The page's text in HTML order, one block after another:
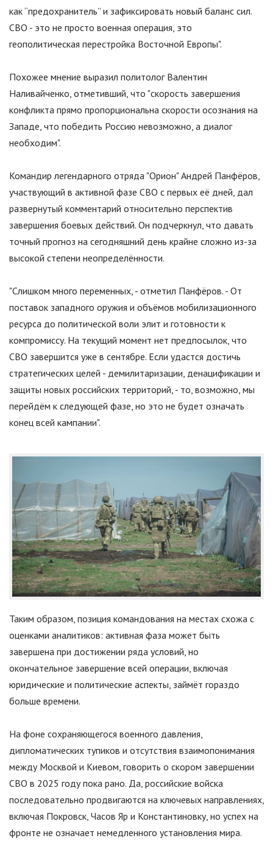
как “предохранитель” и зафиксировать новый баланс сил.
СВО - это не просто военная операция, это
геополитическая перестройка Восточной Европы".
Похожее мнение выразил политолог Валентин
Наливайченко, отметивший, что "скорость завершения
конфликта прямо пропорциональна скорости осознания на
Западе, что победить Россию невозможно, а диалог
необходим".
Командир легендарного отряда "Орион"Андрей Панфёров,
участвующий в активной фазе СВО с первых её дней, дал
развернутый комментарий относительно перспектив
завершения боевых действий. Он подчеркнул, что давать
точный прогноз на сегодняшний день крайне сложно из-за
высокой степени неопределённости.
"Слишком много переменных, - отметил Панфёров. - От
поставок западного оружия и объёмов мобилизационного
ресурса до политической воли элит и готовности к
компромиссу. На текущий момент нет предпосылок, что
СВО завершится уже в сентябре. Если удастся достичь
стратегических целей - демилитаризации, денацификации и
защиты новых российских территорий, - то, возможно, мы
перейдём к следующей фазе, но это не будет означать
конец всей кампании".
Таким образом, позиция командования на местах схожа с
оценками аналитиков: активная фаза может быть
завершена при достижении ряда условий, но
окончательное завершение всей операции, включая
юридические и политические аспекты, займёт гораздо
больше времени.
На фоне сохраняющегося военного давления,
дипломатических тупиков и отсутствия взаимопонимания
между Москвой и Киевом, говорить о скором завершении
СВО в 2025 году пока рано. Да, российские войска
последовательно продвигаются на ключевых направлениях,
включая Покровск, Часов Яр и Константиновку, но успех на
фронте не означает немедленного установления мира.